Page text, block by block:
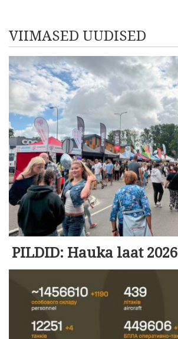
VIIMASED UUDISED
PILDID: Hauka laat 2026